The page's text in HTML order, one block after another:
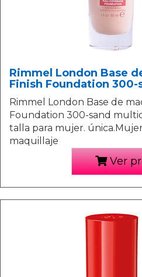
Rimmel London Base
Finish Foundation 300-
Rimmel London Base de
Foundation 300-sand
talla para mujer.
maquillaje
Ver